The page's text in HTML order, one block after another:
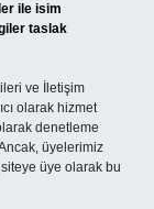
ile isim
taslak
ve İletişim
olarak hizmet
denetleme
üyelerimiz
üye olarak bu